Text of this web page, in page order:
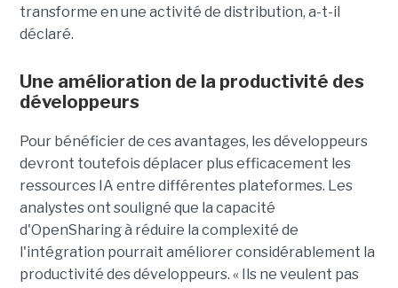
transforme en une activité de distribution, a-t-il
déclaré.
Une amélioration de la productivité des
développeurs
Pour bénéficier de ces avantages, les développeurs
devront toutefois déplacer plus efficacement les
ressources IA entre différentes plateformes. Les
analystes ont souligné que la capacité
d'OpenSharing à réduire la complexité de
l'intégration pourrait améliorer considérablement la
productivité des développeurs. « Ils ne veulent pas